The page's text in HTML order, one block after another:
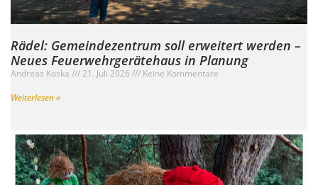
Rädel: Gemeindezentrum soll erweitert werden –
Neues Feuerwehrgerätehaus in Planung
Andreas Koska 21. Juli 2026
Keine Kommentare
Weiterlesen »